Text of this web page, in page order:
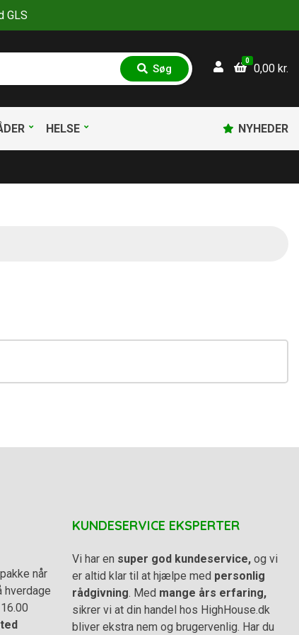
GLS
S
ø
Søg
0
0,00 kr.
HELSE NYHEDER
når
hverdage
KUNDESERVICE EKSPERTER
Vi har en super god kundeservice, og vi
er altid klar til at hjælpe med personlig
rådgivning . Med mange års erfaring,
sikrer vi at din handel hos HighHouse.dk
bliver ekstra nem og brugervenlig. Har du